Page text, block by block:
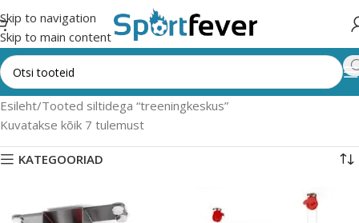
Skip to navigation
Skip to main content
Esileht Tooted siltidega “treeningkeskus”
Kuvatakse kõik 7 tulemust
KATEGOORIAD